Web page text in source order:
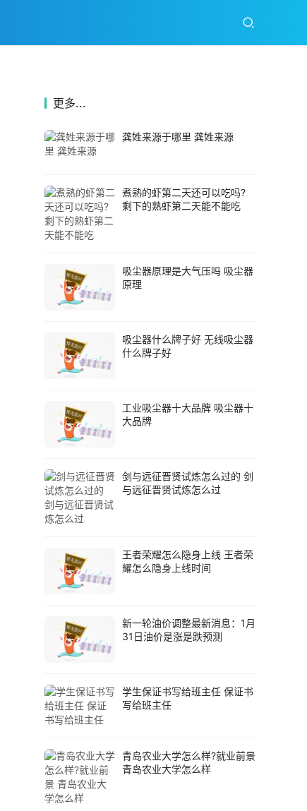
更多...
龚姓来源于哪里 龚姓来源
煮熟的虾第二天还可以吃吗?
剩下的熟虾第二天能不能吃
吸尘器原理是大气压吗 吸尘器
原理
吸尘器什么牌子好 无线吸尘器
什么牌子好
工业吸尘器十大品牌 吸尘器十
大品牌
剑与远征晋贤试炼怎么过的 剑
与远征晋贤试炼怎么过
王者荣耀怎么隐身上线 王者荣
耀怎么隐身上线时间
新一轮油价调整最新消息：1月
31日油价是涨是跌预测
学生保证书写给班主任 保证书
写给班主任
青岛农业大学怎么样?就业前景
青岛农业大学怎么样